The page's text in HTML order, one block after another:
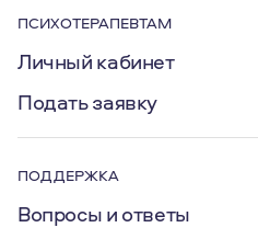
ПСИХОТЕРАПЕВТАМ
Личный кабинет
Подать заявку
ПОДДЕРЖКА
Вопросы и ответы